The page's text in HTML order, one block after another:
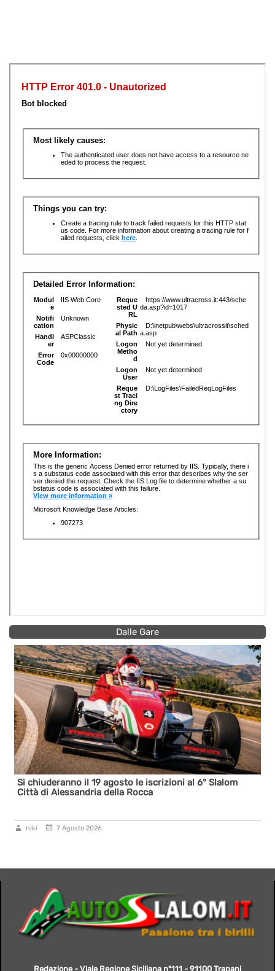
Dalle Gare
Si chiuderanno il 19 agosto le iscrizioni al 6° Slalom
Città di Alessandria della Rocca
niki 7 Agosto 2026
Redazione - Viale Regione Siciliana n°111 - 91100 Trapani